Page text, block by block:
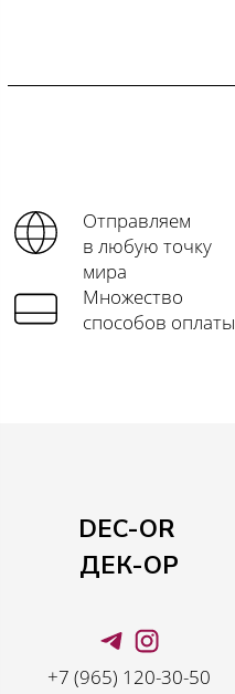
Отправляем
в любую точку
мира
Множество
способов оплаты
DEC-OR
ДЕК-ОР
+7 (965) 120-30-50